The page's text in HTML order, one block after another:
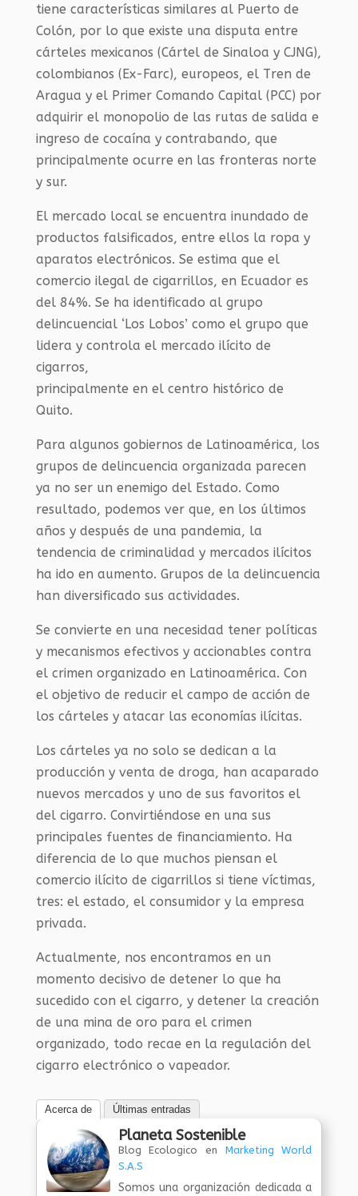
tiene características similares al Puerto de
Colón, por lo que existe una disputa entre
cárteles mexicanos (Cártel de Sinaloa y CJNG),
colombianos (Ex-Farc), europeos, el Tren de
Aragua y el Primer Comando Capital (PCC) por
adquirir el monopolio de las rutas de salida e
ingreso de cocaína y contrabando, que
principalmente ocurre en las fronteras norte
y sur.
El mercado local se encuentra inundado de
productos falsificados, entre ellos la ropa y
aparatos electrónicos. Se estima que el
comercio ilegal de cigarrillos, en Ecuador es
del 84%. Se ha identificado al grupo
delincuencial ‘Los Lobos’ como el grupo que
lidera y controla el mercado ilícito de
cigarros,
principalmente en el centro histórico de
Quito.
Para algunos gobiernos de Latinoamérica, los
grupos de delincuencia organizada parecen
ya no ser un enemigo del Estado. Como
resultado, podemos ver que, en los últimos
años y después de una pandemia, la
tendencia de criminalidad y mercados ilícitos
ha ido en aumento. Grupos de la delincuencia
han diversificado sus actividades.
Se convierte en una necesidad tener políticas
y mecanismos efectivos y accionables contra
el crimen organizado en Latinoamérica. Con
el objetivo de reducir el campo de acción de
los cárteles y atacar las economías ilícitas.
Los cárteles ya no solo se dedican a la
producción y venta de droga, han acaparado
nuevos mercados y uno de sus favoritos el
del cigarro. Convirtiéndose en una sus
principales fuentes de financiamiento. Ha
diferencia de lo que muchos piensan el
comercio ilícito de cigarrillos si tiene víctimas,
tres: el estado, el consumidor y la empresa
privada.
Actualmente, nos encontramos en un
momento decisivo de detener lo que ha
sucedido con el cigarro, y detener la creación
de una mina de oro para el crimen
organizado, todo recae en la regulación del
cigarro electrónico o vapeador.
Acerca de Últimas entradas
Planeta Sostenible
Blog Ecologico en Marketing World
S.A.S
Somos una organización dedicada a